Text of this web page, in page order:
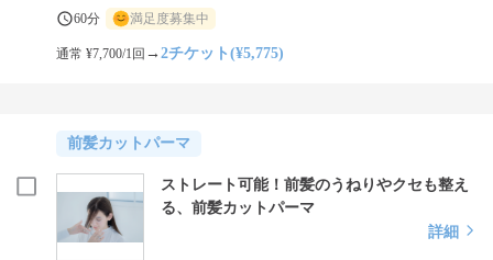
60分 満足度募集中
通常 ¥7,700/1回 →2チケット(¥5,775)
前髪カットパーマ
ストレート可能！前髪のうねりやクセも整え
る、前髪カットパーマ
詳細